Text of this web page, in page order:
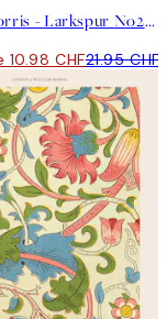
William Morris - Larkspur No2 Affiche
CHF21.95 CHF